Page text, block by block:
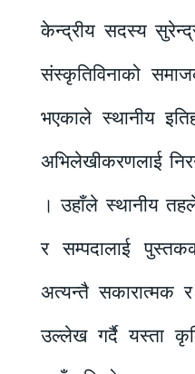
केन्द्रीय सदस्य
संस्कृतिविनाको
भएकाले स्थानीय
अभिलेखीकरणलाई
। उहाँले स्थानीय
र सम्पदालाई
अत्यन्तै सकारात्मक
उल्लेख गर्दै यस्ता